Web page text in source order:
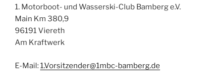
1. Motorboot- und Wasserski-Club Bamberg e.V.
Main Km 380,9
96191 Viereth
Am Kraftwerk
E-Mail:1.Vorsitzender@1mbc-bamberg.de